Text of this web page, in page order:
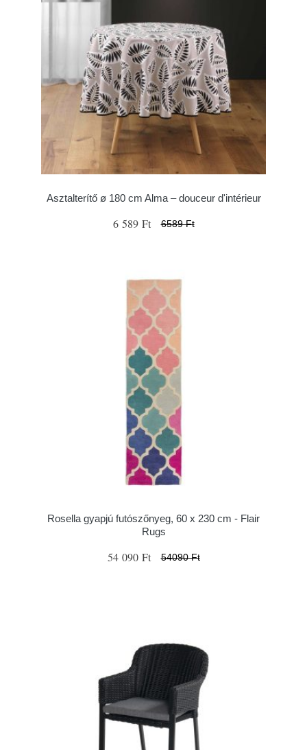
Asztalterítő ø 180 cm Alma – douceur d'intérieur
6 589 Ft 6589 Ft
Rosella gyapjú futószőnyeg, 60 x 230 cm - Flair
Rugs
54 090 Ft 54090 Ft